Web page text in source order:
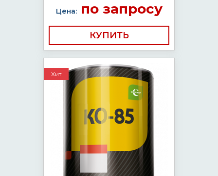
Цена:по запросу
КУПИТЬ
Хит